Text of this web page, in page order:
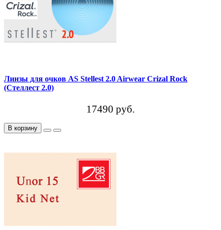
Линзы для очков AS Stellest 2.0 Airwear Crizal Rock
(Стеллест 2.0)
17490 руб.
В корзину